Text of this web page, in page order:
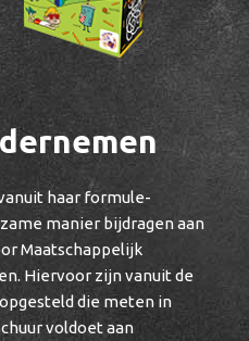
haar formule-
manier bijdragen aan
Maatschappelijk
Hiervoor zijn vanuit de
die meten in
voldoet aan